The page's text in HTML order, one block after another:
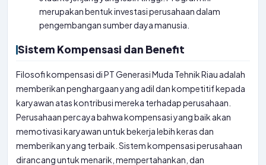
merupakan bentuk investasi perusahaan dalam
pengembangan sumber daya manusia.
Sistem Kompensasi dan Benefit
Filosofi kompensasi di PT Generasi Muda Tehnik Riau adalah
memberikan penghargaan yang adil dan kompetitif kepada
karyawan atas kontribusi mereka terhadap perusahaan.
Perusahaan percaya bahwa kompensasi yang baik akan
memotivasi karyawan untuk bekerja lebih keras dan
memberikan yang terbaik. Sistem kompensasi perusahaan
dirancang untuk menarik, mempertahankan, dan